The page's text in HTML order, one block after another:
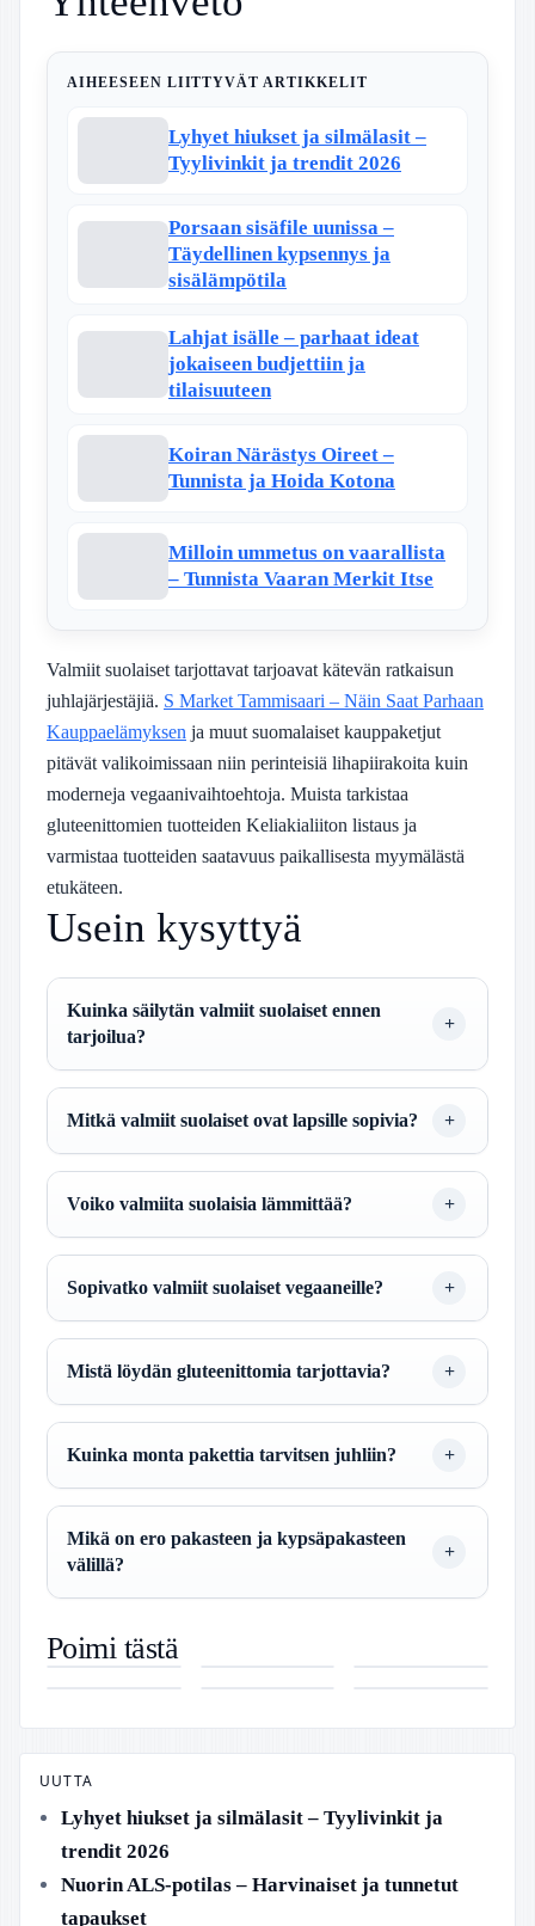
AIHEESEEN LIITTYVÄT ARTIKKELIT
Lyhyet hiukset ja silmälasit –
Tyylivinkit ja trendit 2026
Porsaan sisäfile uunissa –
Täydellinen kypsennys ja
sisälämpötila
Lahjat isälle – parhaat ideat
jokaiseen budjettiin ja
tilaisuuteen
Koiran Närästys Oireet –
Tunnista ja Hoida Kotona
Milloin ummetus on vaarallista
– Tunnista Vaaran Merkit Itse
Valmiit suolaiset tarjottavat tarjoavat kätevän ratkaisun
juhlajärjestäjiä. S Market Tammisaari – Näin Saat Parhaan
Kauppaelämyksen ja muut suomalaiset kauppaketjut
pitävät valikoimissaan niin perinteisiä lihapiirakoita kuin
moderneja vegaanivaihtoehtoja. Muista tarkistaa
gluteenittomien tuotteiden Keliakialiiton listaus ja
varmistaa tuotteiden saatavuus paikallisesta myymälästä
etukäteen.
Usein kysyttyä
Kuinka säilytän valmiit suolaiset ennen
tarjoilua?
Mitkä valmiit suolaiset ovat lapsille sopivia?
Voiko valmiita suolaisia lämmittää?
Sopivatko valmiit suolaiset vegaaneille?
Mistä löydän gluteenittomia tarjottavia?
Kuinka monta pakettia tarvitsen juhliin?
Mikä on ero pakasteen ja kypsäpakasteen
välillä?
Poimi tästä
Poikelus lapsi
– Raskaus
Milloin
ummetus on
UUTTA
Lyhyet hiukset ja silmälasit – Tyylivinkit ja
trendit 2026
Nuorin ALS-potilas – Harvinaiset ja tunnetut
tapaukset